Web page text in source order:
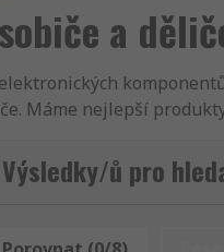
a
Máme nejlepší
elektrické a
My vám doručíme
podporu
ů pro